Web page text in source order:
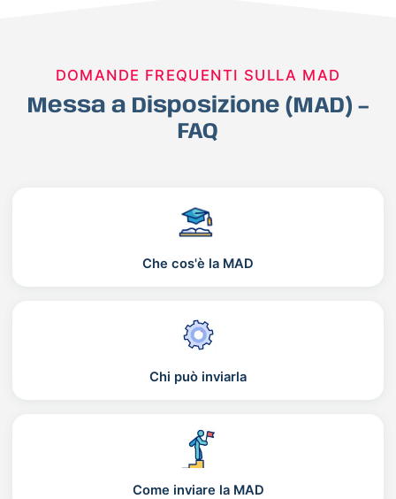
DOMANDE FREQUENTI SULLA MAD
Messa a Disposizione (MAD) –
FAQ
Che cos'è la MAD
Chi può inviarla
Come inviare la MAD